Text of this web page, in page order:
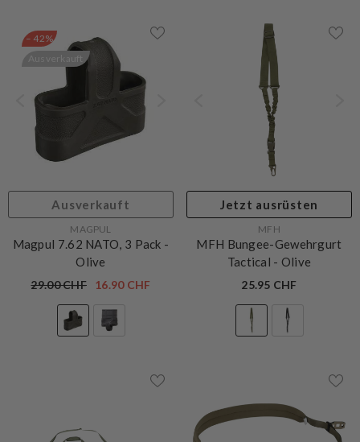
– 42%
Ausverkauft
Ausverkauft
VERKÄUFERIN:MAGPUL
Magpul 7.62 NATO, 3 Pack -
Olive
29.00 CHF 16.90 CHF
Jetzt ausrüsten
MFH
MFH Bungee-Gewehrgurt
Tactical - Olive
25.95 CHF